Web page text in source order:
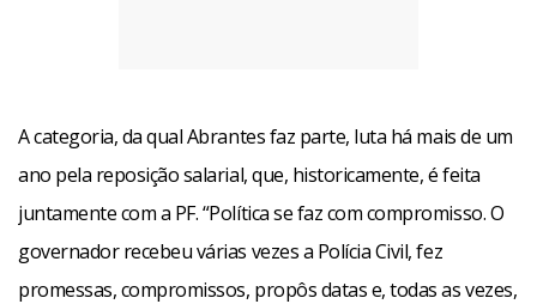
A categoria, da qual Abrantes faz parte, luta há mais de um
ano pela reposição salarial, que, historicamente, é feita
juntamente com a PF. “Política se faz com compromisso. O
governador recebeu várias vezes a Polícia Civil, fez
promessas, compromissos, propôs datas e, todas as vezes,